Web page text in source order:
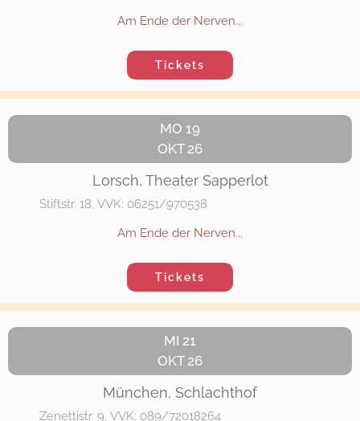
Am Ende der Nerven...
Tickets
MO 19
OKT 26
Lorsch, Theater Sapperlot
Stiftstr. 18, VVK: 06251/970538
Am Ende der Nerven...
Tickets
MI 21
OKT 26
München, Schlachthof
Zenettistr. 9, VVK: 089/72018264